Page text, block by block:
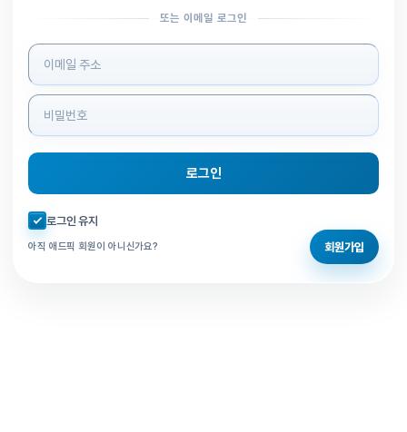
또는 이메일 로그인
로그인 정보 입력
로그인
자동로그인 체크
로그인 유지
아직 애드픽 회원이 아니신가요? 회원가입